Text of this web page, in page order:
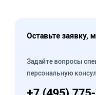
Оставьте заявку,
Задайте вопросы
персональную